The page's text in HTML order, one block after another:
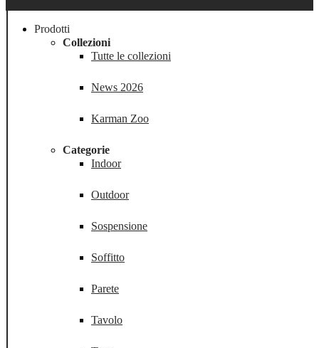
Prodotti
Collezioni
Tutte le collezioni
News 2026
Karman Zoo
Categorie
Indoor
Outdoor
Sospensione
Soffitto
Parete
Tavolo